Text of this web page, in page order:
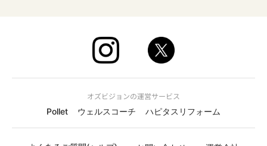
オズビジョンの運営サービス
Pollet
ウェルスコーチ ハピタスリフォーム